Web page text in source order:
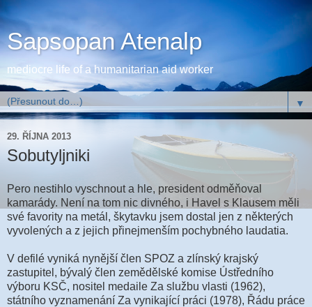
Sapsopan Atenalp
mediocre life of a humanitarian aid worker
▼
29. ŘÍJNA 2013
Sobutyljniki
Pero nestihlo vyschnout a hle, president odměňoval
kamarády. Není na tom nic divného, i Havel s Klausem měli
své favority na metál, škytavku jsem dostal jen z některých
vyvolených a z jejich přinejmenším pochybného laudatia.
V defilé vyniká nynější člen SPOZ a zlínský krajský
zastupitel, bývalý člen zemědělské komise Ústředního
výboru KSČ, nositel medaile Za službu vlasti (1962),
státního vyznamenání Za vynikající práci (1978), Řádu práce